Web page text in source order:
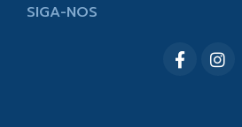
SIGA-NOS